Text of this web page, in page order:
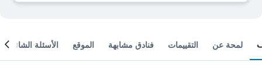
لمحة عن التقييمات فنادق مشابهة الموقع الأسئلة الشائعة